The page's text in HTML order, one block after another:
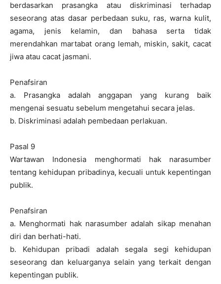
berdasarkan prasangka atau diskriminasi terhadap
seseorang atas dasar perbedaan suku, ras, warna kulit,
agama, jenis kelamin, dan bahasa serta tidak
merendahkan martabat orang lemah, miskin, sakit, cacat
jiwa atau cacat jasmani.
Penafsiran
a. Prasangka adalah anggapan yang kurang baik
mengenai sesuatu sebelum mengetahui secara jelas.
b. Diskriminasi adalah pembedaan perlakuan.
Pasal 9
Wartawan Indonesia menghormati hak narasumber
tentang kehidupan pribadinya, kecuali untuk kepentingan
publik.
Penafsiran
a. Menghormati hak narasumber adalah sikap menahan
diri dan berhati-hati.
b. Kehidupan pribadi adalah segala segi kehidupan
seseorang dan keluarganya selain yang terkait dengan
kepentingan publik.